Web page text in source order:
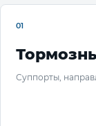
01
Суппорты,